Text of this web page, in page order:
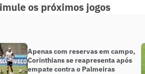
os próximos jogos
Apenas com reservas em campo,
Corinthians se reapresenta após
empate contra o Palmeiras